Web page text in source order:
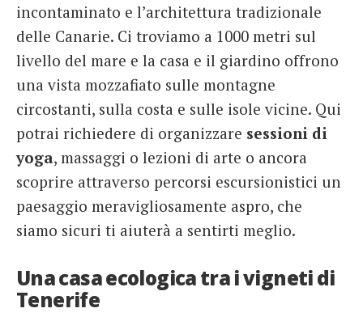
incontaminato e l’architettura tradizionale
delle Canarie. Ci troviamo a 1000 metri sul
livello del mare e la casa e il giardino offrono
una vista mozzafiato sulle montagne
circostanti, sulla costa e sulle isole vicine. Qui
potrai richiedere di organizzare sessioni di
yoga, massaggi o lezioni di arte o ancora
scoprire attraverso percorsi escursionistici un
paesaggio meravigliosamente aspro, che
siamo sicuri ti aiuterà a sentirti meglio.
Una casa ecologica tra i vigneti di
Tenerife